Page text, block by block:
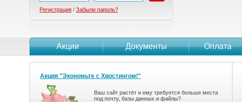
Акции Документы Оплата
Регистрация / Забыли пароль?
Акция "Экономьте с Хвостингом!"
Ваш сайт растёт и ему требуется больше места
под почту, базы данных и файлы?